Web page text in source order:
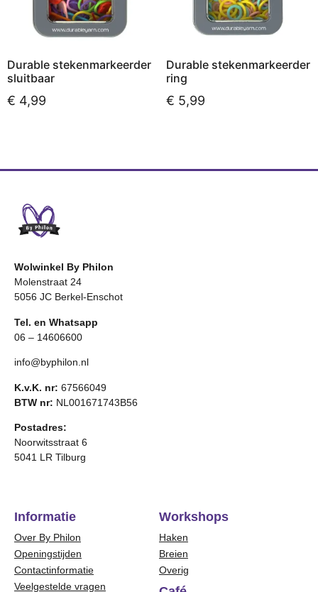
Durable stekenmarkeerder
sluitbaar
€ 4,99
Durable stekenmarkeerder
ring
€ 5,99
Wolwinkel By Philon
Molenstraat 24
5056 JC Berkel-Enschot
Tel. en Whatsapp
06 – 14606600
info@byphilon.nl
K.v.K. nr: 67566049
BTW nr: NL001671743B56
Postadres:
Noorwitsstraat 6
5041 LR Tilburg
Informatie
Over By Philon
Openingstijden
Contactinformatie
Veelgestelde vragen
Workshops
Haken
Breien
Overig